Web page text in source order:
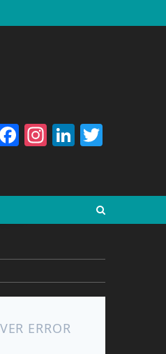
Facebook
Instagram
LinkedIn